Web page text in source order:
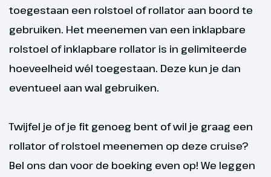
Keulse Dom in Keulen
toegestaan een rolstoel of rollator aan boord te
gebruiken. Het meenemen van een inklapbare
rolstoel of inklapbare rollator is in gelimiteerde
hoeveelheid wél toegestaan. Deze kun je dan
eventueel aan wal gebruiken.
Twijfel je of je fit genoeg bent of wil je graag een
rollator of rolstoel meenemen op deze cruise?
Bel ons dan voor de boeking even op! We leggen